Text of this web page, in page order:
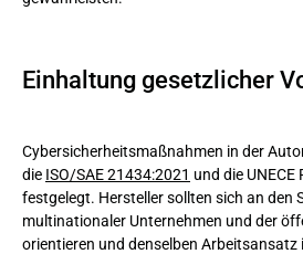
Einhaltung gesetzlicher
Cybersicherheitsmaßnahmen in der
die ISO/SAE 21434:2021 und die
festgelegt. Hersteller sollten sich an den
multinationaler Unternehmen und der
orientieren und denselben Arbeitsansatz